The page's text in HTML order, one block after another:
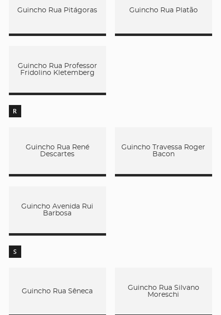
Guincho Rua Pitágoras Guincho Rua Platão
Guincho Rua Professor
Fridolino Kletemberg
R
Guincho Rua René
Descartes
Guincho Travessa Roger
Bacon
Guincho Avenida Rui
Barbosa
S
Guincho Rua Sêneca
Guincho Rua Silvano
Moreschi